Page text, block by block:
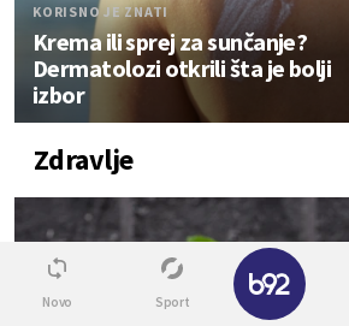
KORISNO JE ZNATI
Krema ili sprej za sunčanje?
Dermatolozi otkrili šta je bolji
izbor
Zdravlje
Novo Sport
✕